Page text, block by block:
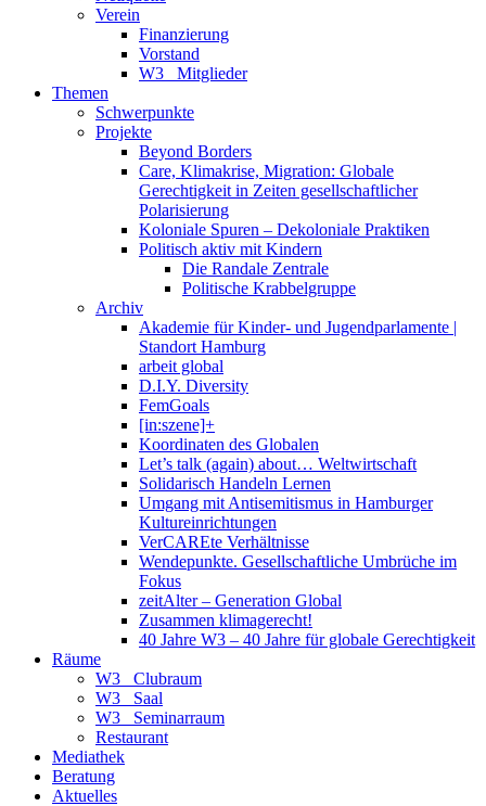
Verein
Finanzierung
Vorstand
W3_ Mitglieder
Themen
Schwerpunkte
Projekte
Beyond Borders
Care, Klimakrise, Migration: Globale
Gerechtigkeit in Zeiten gesellschaftlicher
Polarisierung
Koloniale Spuren – Dekoloniale Praktiken
Politisch aktiv mit Kindern
Die Randale Zentrale
Politische Krabbelgruppe
Archiv
Akademie für Kinder- und Jugendparlamente |
Standort Hamburg
arbeit global
D.I.Y. Diversity
FemGoals
[in:szene]+
Koordinaten des Globalen
Let’s talk (again) about… Weltwirtschaft
Solidarisch Handeln Lernen
Umgang mit Antisemitismus in Hamburger
Kultureinrichtungen
VerCAREte Verhältnisse
Wendepunkte. Gesellschaftliche Umbrüche im
Fokus
zeitAlter – Generation Global
Zusammen klimagerecht!
40 Jahre W3 – 40 Jahre für globale Gerechtigkeit
Räume
W3_ Clubraum
W3_ Saal
W3_ Seminarraum
Restaurant
Mediathek
Beratung
Aktuelles